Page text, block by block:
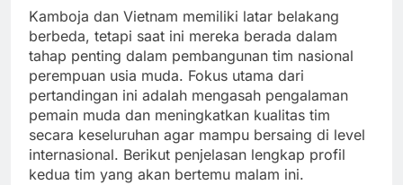
Kamboja dan Vietnam memiliki latar belakang
berbeda, tetapi saat ini mereka berada dalam
tahap penting dalam pembangunan tim nasional
perempuan usia muda. Fokus utama dari
pertandingan ini adalah mengasah pengalaman
pemain muda dan meningkatkan kualitas tim
secara keseluruhan agar mampu bersaing di level
internasional. Berikut penjelasan lengkap profil
kedua tim yang akan bertemu malam ini.